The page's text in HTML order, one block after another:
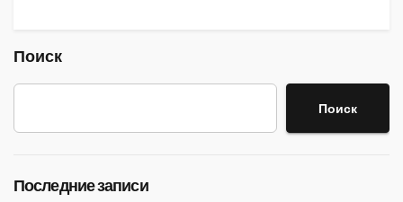
A
p
a
m
kl
a
в
и
Поиск
Поиск
Последние записи